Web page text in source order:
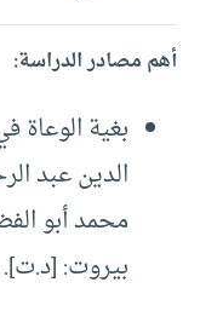
أهم مصادر الدراسة:
بغية الوعاة
الدين عبد
محمد أبو
بيروت: [د.ت].